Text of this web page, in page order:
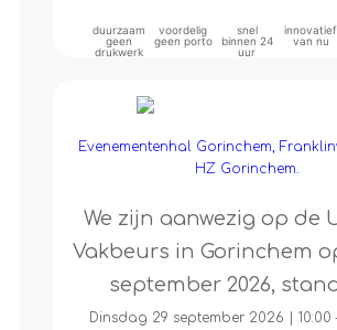
duurzaam
geen
drukwerk
voordelig
geen porto
snel
binnen 24
uur
innovatief
van nu
Evenementenhal Gorinchem,
HZ Gorinchem.
We zijn aanwezig op de
Vakbeurs in Gorinchem
september 2026,
Dinsdag 29 september 2026 | 10:00